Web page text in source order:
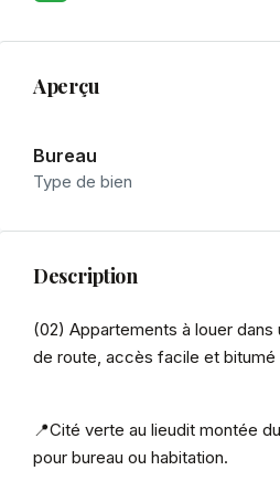
Aperçu
Bureau
Type de bien
Description
(02) Appartements à louer dans
de route, accès facile et bitumé
📍Cité verte au lieudit montée
pour bureau ou habitation.